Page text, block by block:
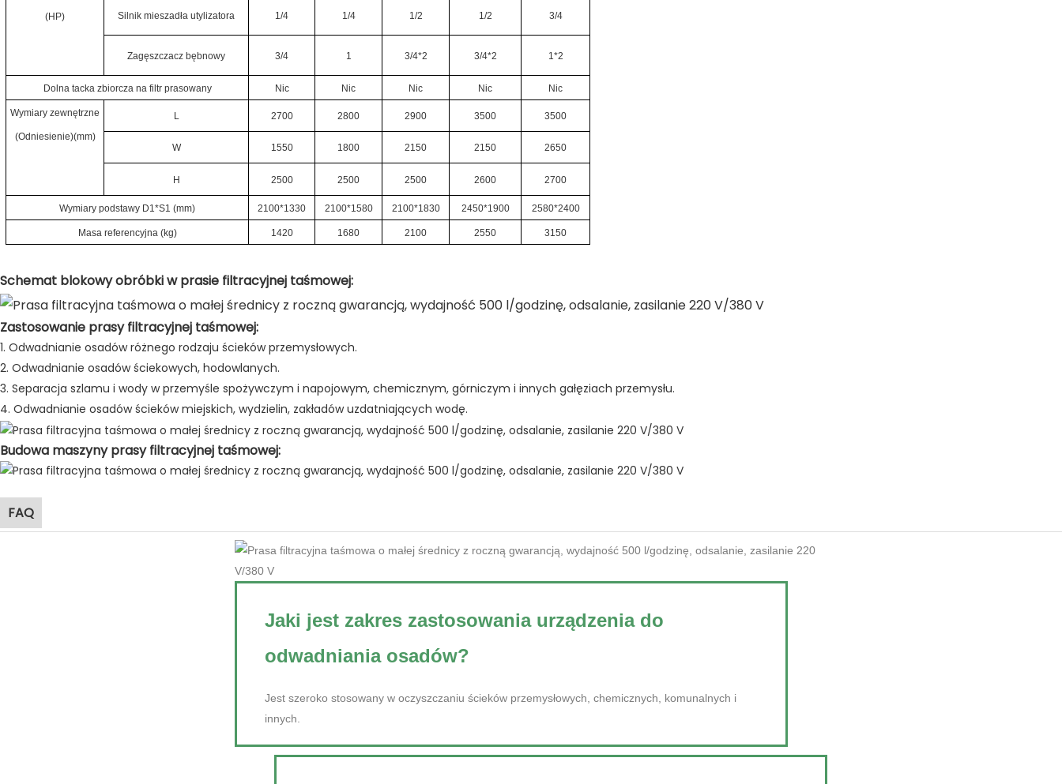
(HP) Silnik mieszadła utylizatora 1/4 1/4 1/2 1/2 3/4
Zagęszczacz bębnowy 3/4 1 3/4*2 3/4*2 1*2
Dolna tacka zbiorcza na filtr prasowany Nic Nic Nic Nic Nic
Wymiary zewnętrzne
(Odniesienie)(mm)
L 2700 2800 2900 3500 3500
W 1550 1800 2150 2150 2650
H 2500 2500 2500 2600 2700
Wymiary podstawy D1*S1 (mm) 2100*1330 2100*1580 2100*1830 2450*1900 2580*2400
Masa referencyjna (kg) 1420 1680 2100 2550 3150
Schemat blokowy obróbki w prasie filtracyjnej taśmowej:
Zastosowanie prasy filtracyjnej taśmowej:
1. Odwadnianie osadów różnego rodzaju ścieków przemysłowych.
2. Odwadnianie osadów ściekowych, hodowlanych.
3. Separacja szlamu i wody w przemyśle spożywczym i napojowym, chemicznym, górniczym i innych gałęziach przemysłu.
4. Odwadnianie osadów ścieków miejskich, wydzielin, zakładów uzdatniających wodę.
Budowa maszyny prasy filtracyjnej taśmowej:
FAQ
Jaki jest zakres zastosowania urządzenia do
odwadniania osadów?
Jest szeroko stosowany w oczyszczaniu ścieków przemysłowych, chemicznych, komunalnych i
innych.